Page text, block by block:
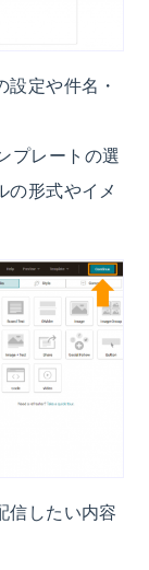
定や件名・
プレートの選
の形式やイメ
信したい内容